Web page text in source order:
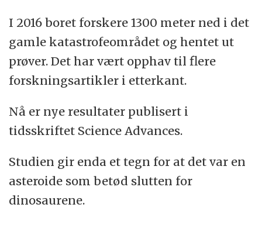
I 2016 boret forskere 1300 meter ned i det
gamle katastrofeområdet og hentet ut
prøver. Det har vært opphav til flere
forskningsartikler i etterkant.
Nå er nye resultater publisert i
tidsskriftet Science Advances.
Studien gir enda et tegn for at det var en
asteroide som betød slutten for
dinosaurene.